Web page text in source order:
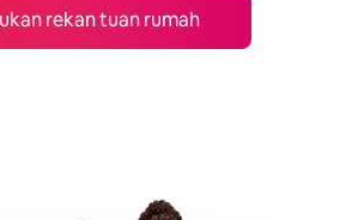
rekan tuan rumah